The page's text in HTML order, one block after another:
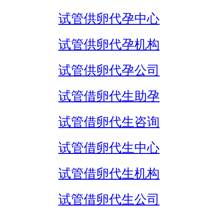
试管供卵代孕中心
试管供卵代孕机构
试管供卵代孕公司
试管借卵代生助孕
试管借卵代生咨询
试管借卵代生中心
试管借卵代生机构
试管借卵代生公司